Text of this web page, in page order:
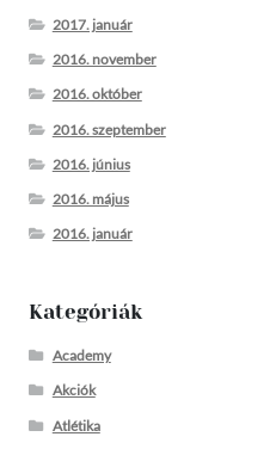
2017. január
2016. november
2016. október
2016. szeptember
2016. június
2016. május
2016. január
Kategóriák
Academy
Akciók
Atlétika